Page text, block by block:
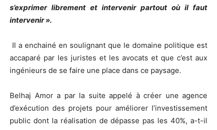
s’exprimer librement et intervenir partout où il faut
intervenir ».
Il a enchainé en soulignant que le domaine politique est
accaparé par les juristes et les avocats et que c’est aux
ingénieurs de se faire une place dans ce paysage.
Belhaj Amor a par la suite appelé à créer une agence
d’exécution des projets pour améliorer l’investissement
public dont la réalisation de dépasse pas les 40%, a-t-il